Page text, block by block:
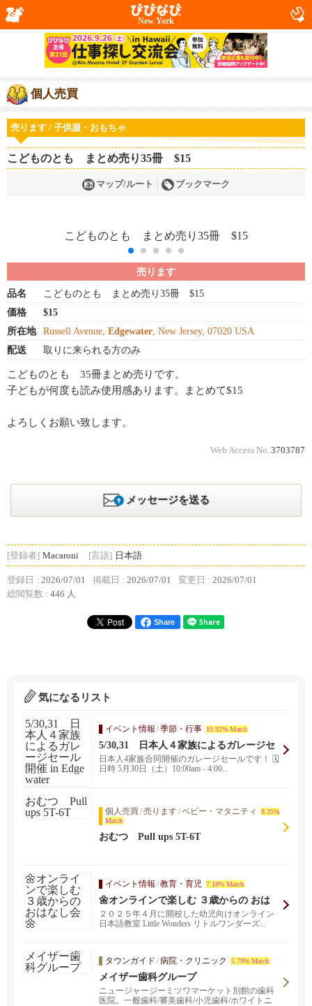
New York
個人売買
売ります / 子供服・おもちゃ
こどものとも まとめ売り35冊 $15
マップ/ルート ブックマーク
売ります
品名
こどものとも まとめ売り35冊 $15
価格
$15
所在地
Russell Avenue, Edgewater, New Jersey, 07020 USA
配送
取りに来られる方のみ
こどものとも 35冊まとめ売りです。
子どもが何度も読み使用感あります。まとめて$15
よろしくお願い致します。
Web Access No. 3703787
メッセージを送る
[登録者] Macaroni [言語] 日本語
登録日 : 2026/07/01 掲載日 : 2026/07/01 変更日 : 2026/07/01
総閲覧数 : 446 人
Share
気になるリスト
イベント情報 /季節・行事 10.92% Match
5/30,31 日本人４家族によるガレージセ
ール開催 in Edgewater
日本人4家族合同開催のガレージセールです！ 🗓
日時 5月30日（土）10:00am - 4:00...
個人売買 /売ります/ベビー・マタニティ
8.25%
Match
おむつ Pull ups 5T-6T
イベント情報 /教育・育児 7.18% Match
🌼オンラインで楽しむ ３歳からの おは
なし会🌼
２０２５年４月に開校した幼児向けオンライン
日本語教室 Little Wonders リトルワンダーズ...
タウンガイド /病院・クリニック 5.79% Match
メイザー歯科グループ
ニュージャージーミツワマーケット別館の歯科
医院。一般歯科/審美歯科/小児歯科/ホワイトニ